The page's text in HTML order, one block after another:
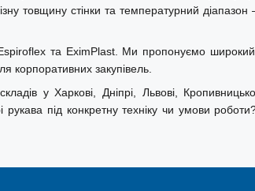
товщину стінки та температурний діапазон
та EximPlast. Ми пропонуємо широкий
корпоративних закупівель.
у Харкові, Дніпрі, Львові,
під конкретну техніку чи умови